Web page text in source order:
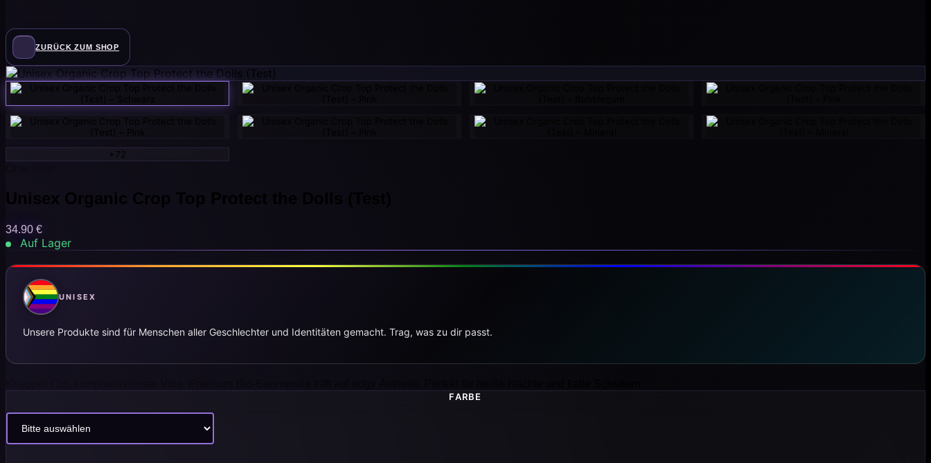
ZURÜCK ZUM SHOP
+72
Unisex Organic Crop Top Protect the Dolls (Test)
34.90 €
Auf Lager
UNISEX
Unsere Produkte sind für Menschen aller Geschlechter und Identitäten gemacht. Trag, was zu dir passt.
FARBE